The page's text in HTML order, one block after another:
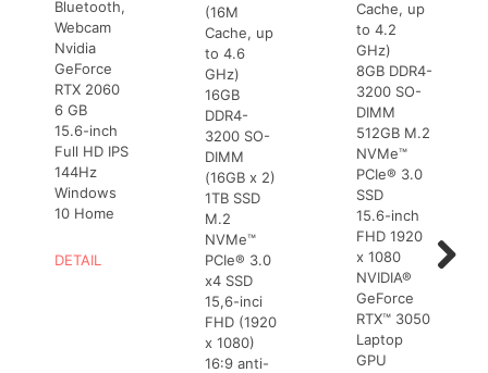
Bluetooth,
Webcam
Nvidia
GeForce
RTX 2060
6 GB
15.6-inch
Full HD IPS
144Hz
Windows
10 Home
DETAIL
(16M
Cache, up
to 4.6
GHz)
16GB
DDR4-
3200 SO-
DIMM
(16GB x 2)
1TB SSD
M.2
NVMe™
PCIe® 3.0
x4 SSD
15,6-inci
FHD (1920
x 1080)
16:9 anti-
Cache, up
to 4.2
GHz)
8GB DDR4-
3200 SO-
DIMM
512GB M.2
NVMe™
PCIe® 3.0
SSD
15.6-inch
FHD 1920
x 1080
NVIDIA®
GeForce
RTX™ 3050
Laptop
GPU